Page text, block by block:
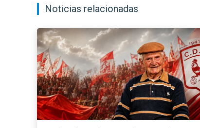
Noticias relacionadas